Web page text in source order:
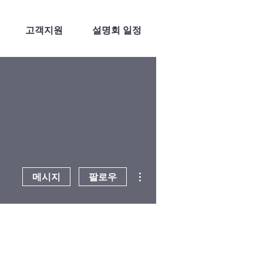
메시지 팔로우
고객지원 설명회 일정